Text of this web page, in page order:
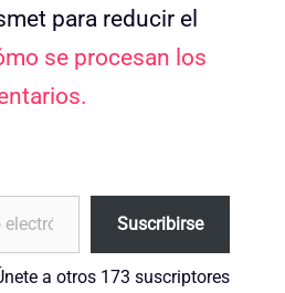
para reducir el
se procesan los
Suscribirse
a otros 173 suscriptores